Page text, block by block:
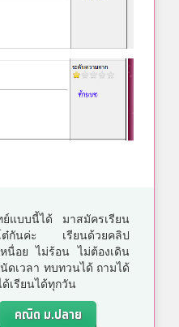
ย์แบบนี้ได้ มาสมัครเรียน
ต๋กันค่ะ เรียนด้วยคลิป
นื่อย ไม่ร้อน ไม่ต้องเดิน
ดเวลา ทบทวนได้ ถามได้
เรียนได้ทุกวัน
คณิต ม.ปลาย